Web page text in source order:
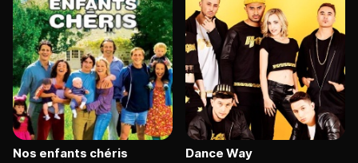
Nos enfants chéris Dance Way